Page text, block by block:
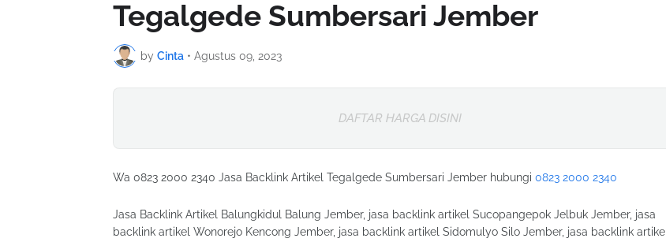
Tegalgede Sumbersari Jember
by Cinta • Agustus 09, 2023
DAFTAR HARGA DISINI
Wa 0823 2000 2340 Jasa Backlink Artikel Tegalgede Sumbersari Jember hubungi 0823 2000 2340
Jasa Backlink Artikel Balungkidul Balung Jember, jasa backlink artikel Sucopangepok Jelbuk Jember, jasa
backlink artikel Wonorejo Kencong Jember, jasa backlink artikel Sidomulyo Silo Jember, jasa backlink artikel